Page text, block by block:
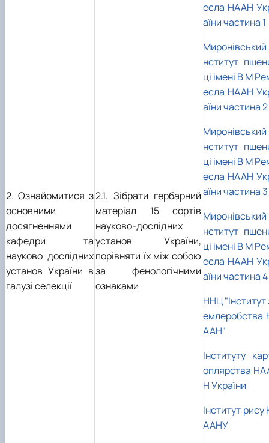
2. Ознайомитися з
основними
досягненнями
кафедри та
науково дослідних
установ України в
галузі селекції
2.1. Зібрати гербарний
матеріал 15 сортів
науково-дослідних
установ України,
порівняти їх між собою
за фенологічними
ознаками
есла НААН
аїни частина 1
Миронівський
нститут
ці імені В М
есла НААН
аїни частина 2
Миронівський
нститут
ці імені В М
есла НААН
аїни частина 3
Миронівський
нститут
ці імені В М
есла НААН
аїни частина 4
ННЦ "Інститут
емлеробства
ААН"
Інституту
оплярства
Н України
Інститут рису
ААНУ